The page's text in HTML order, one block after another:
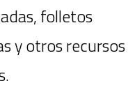
folletos
y otros recursos